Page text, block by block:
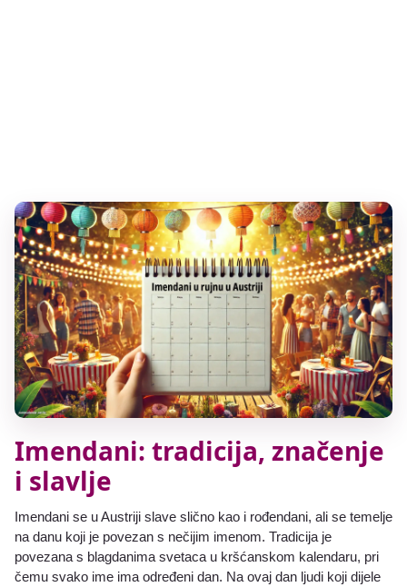
Imendani: tradicija, značenje
i slavlje
Imendani se u Austriji slave slično kao i rođendani, ali se temelje
na danu koji je povezan s nečijim imenom. Tradicija je
povezana s blagdanima svetaca u kršćanskom kalendaru, pri
čemu svako ime ima određeni dan. Na ovaj dan ljudi koji dijele